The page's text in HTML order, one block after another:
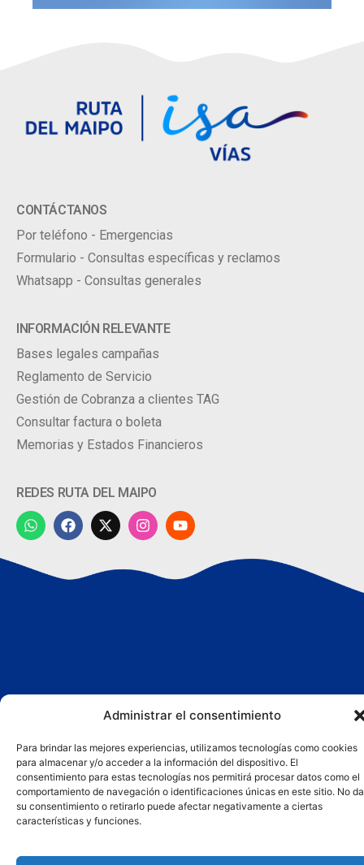
Administrar el consentimiento
Para brindar las mejores experiencias, utilizamos tecnologías como cookies
para almacenar y/o acceder a la información del dispositivo. El
consentimiento para estas tecnologías nos permitirá procesar datos como el
comportamiento de navegación o identificaciones únicas en este sitio. No
su consentimiento o retirarlo puede afectar negativamente a ciertas
características y funciones.
CONTÁCTANOS
Por teléfono - Emergencias
Formulario - Consultas específicas y reclamos
Whatsapp - Consultas generales
INFORMACIÓN RELEVANTE
Bases legales campañas
Reglamento de Servicio
Gestión de Cobranza a clientes TAG
Consultar factura o boleta
Memorias y Estados Financieros
REDES RUTA DEL MAIPO